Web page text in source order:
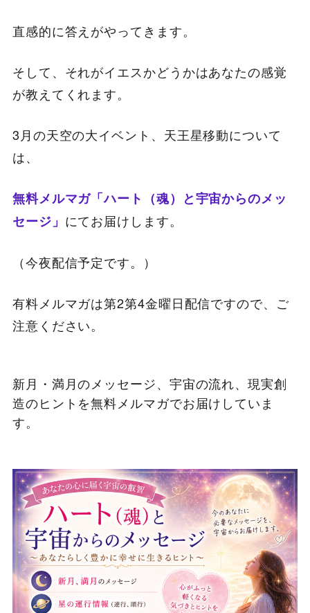
直感的に答えがやってきます。
そして、それがイエスかどうかはあなたの感覚
が教えてくれます。
3月の天空の大イベント、天王星移動について
は、
無料メルマガ「ハート（魂）と宇宙からのメッ
セージ」 にてお届けします。
（今夜配信予定です。）
有料メルマガは第2第4金曜日配信ですので、ご
注意ください。
新月・満月のメッセージ、宇宙の流れ、現実創
造のヒントを無料メルマガでお届けしていま
す。